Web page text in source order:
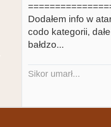
Dodałem info w
codo kategorii,
bałdzo...
Sikor umarł...